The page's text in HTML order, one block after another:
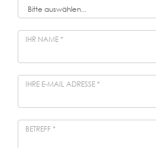
IHR NAME *
IHRE E-MAIL ADRESSE *
BETREFF *